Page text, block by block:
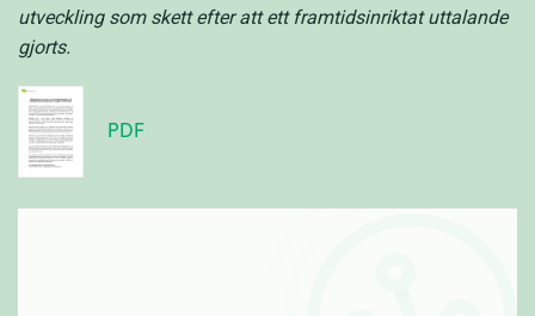
utveckling som skett efter att ett framtidsinriktat uttalande
gjorts.
PDF